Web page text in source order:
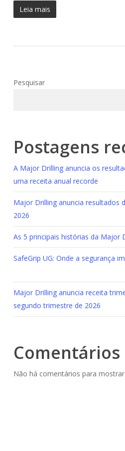
Leia mais
Pesquisar
Postagens
A Major Drilling anuncia os
uma receita anual recorde
Major Drilling anuncia resultados
2026
As 5 principais histórias da Major
SafeGrip UG: Onde a segurança
Major Drilling anuncia receita
segundo trimestre de 2026
Não há comentários para mostrar.